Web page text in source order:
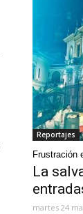
Reportajes
Frustración
La
martes 24